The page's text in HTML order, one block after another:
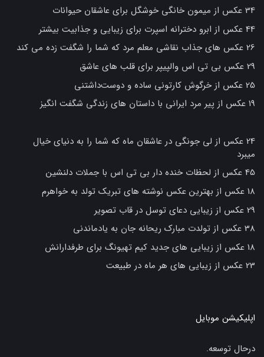
34 عکس از میمون خانگی خوشگل برای عاشقان حیوانات
44 عکس از ابرو دخترانه اسپرت برای زیبایی و جذابیت بیشتر
26 عکس های جذاب نقاشی معلم مرد که شما را شگفت زده می کند
29 عکس بی تی اس والپیپر برای قلب های عاشق
25 عکس از خرگوش کارتونی ساده و دوست‌داشتنی
19 عکس از پیر مرد ایرانی با داستان های زندگی شگفت انگیز
24 عکس از لی جونگی در عاشقان ماه که شما را به دنیای خیال
میبرد
45 عکس از لحظات خنده دار بی تی اس با جملات دلنشین
18 عکس از بهترین عکس نوشته های تبریک تولد به خواهرم
29 عکس از زیبایی دعای توسل در قاب تصویر
38 عکس از تولدت مبارک ریحانه جان به یادماندنی
18 عکس از زیبایی های جدید کیم تهیونگ برای طرفدارانش
23 عکس از زیبایی های هر ماه در طبیعت
اپلیکیشن موبایل
درحال توسعه.